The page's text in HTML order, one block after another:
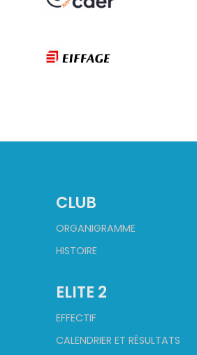
CLUB
ORGANIGRAMME
HISTOIRE
ELITE 2
EFFECTIF
CALENDRIER ET RÉSULTATS